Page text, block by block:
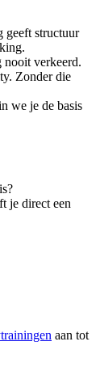
geeft structuur
nooit verkeerd.
Zonder die
we je de basis
je direct een
aan tot